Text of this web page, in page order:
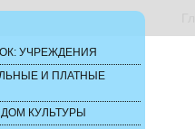
УЧРЕЖДЕНИЯ
И ПЛАТНЫЕ
КУЛЬТУРЫ